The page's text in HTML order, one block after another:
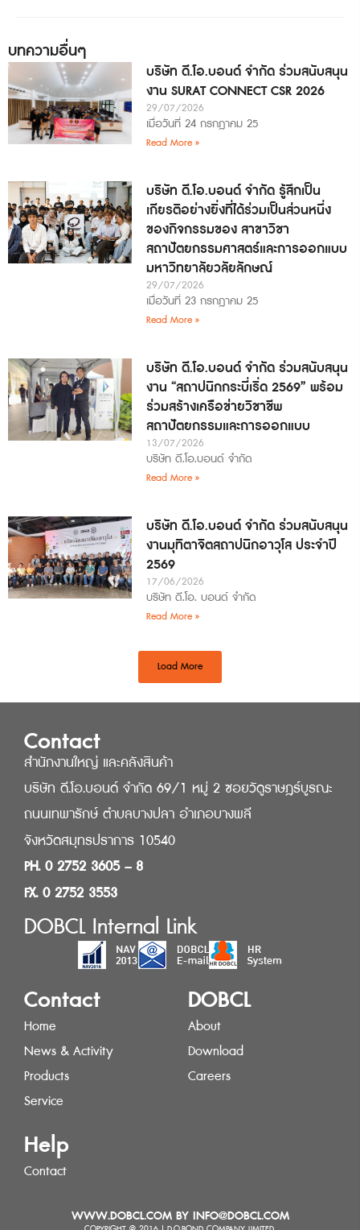
บทความอื่นๆ
บริษัท ดี.โอ.บอนด์ จำกัด ร่วมสนับสนุน
งาน SURAT CONNECT CSR 2026
29/07/2026
เมื่อวันที่ 24 กรกฎาคม 25
Read More »
บริษัท ดี.โอ.บอนด์ จำกัด รู้สึกเป็น
เกียรติอย่างยิ่งที่ได้ร่วมเป็นส่วนหนึ่ง
ของกิจกรรมของ สาขาวิชา
สถาปัตยกรรมศาสตร์และการออกแบบ
มหาวิทยาลัยวลัยลักษณ์
29/07/2026
เมื่อวันที่ 23 กรกฎาคม 25
Read More »
บริษัท ดี.โอ.บอนด์ จำกัด ร่วมสนับสนุน
งาน “สถาปนิกกระบี่เริ่ด 2569” พร้อม
ร่วมสร้างเครือข่ายวิชาชีพ
สถาปัตยกรรมและการออกแบบ
13/07/2026
บริษัท ดี.โอ.บอนด์ จำกัด
Read More »
บริษัท ดี.โอ.บอนด์ จำกัด ร่วมสนับสนุน
งานมุทิตาจิตสถาปนิกอาวุโส ประจำปี
2569
17/06/2026
บริษัท ดี.โอ. บอนด์ จำกัด
Read More »
Load More
Contact
สำนักงานใหญ่ และคลังสินค้า
บริษัท ดี.โอ.บอนด์ จำกัด 69/1 หมู่ 2 ซอยวัดูราษฎร์บูรณะ
ถนนเทพารักษ์ ตำบลบางปลา อำเภอบางพลี
จังหวัดสมุทรปราการ 10540
PH. 0 2752 3605 – 8
FX. 0 2752 3553
DOBCL Internal Link
Contact
Home
News & Activity
Products
Service
DOBCL
About
Download
Careers
Help
Contact
WWW.DOBCL.COM BY INFO@DOBCL.COM